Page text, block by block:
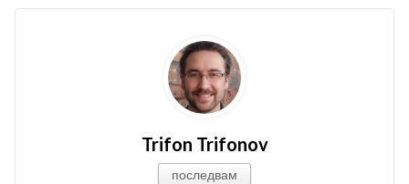
Trifon Trifonov
последвам